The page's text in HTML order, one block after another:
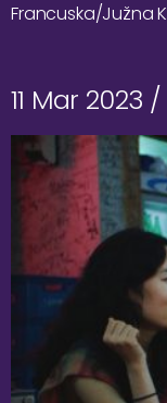
Francuska/Južna
11 Mar 2023 /